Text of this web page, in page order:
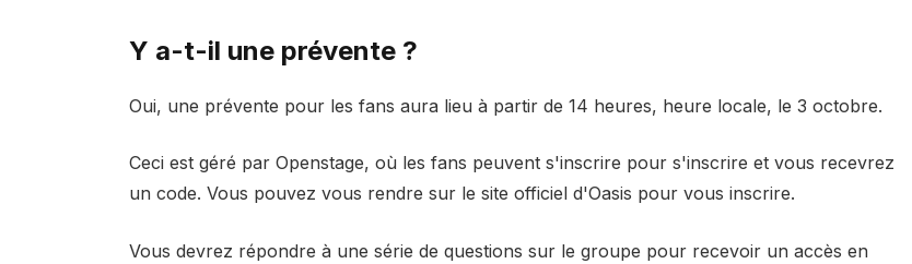
Y a-t-il une prévente ?
Oui, une prévente pour les fans aura lieu à partir de 14 heures, heure locale, le 3 octobre.
Ceci est géré par Openstage, où les fans peuvent s'inscrire pour s'inscrire et vous recevrez
un code. Vous pouvez vous rendre sur le site officiel d'Oasis pour vous inscrire.
Vous devrez répondre à une série de questions sur le groupe pour recevoir un accès en